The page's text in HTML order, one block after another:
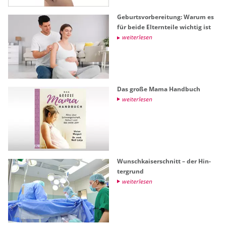
Ge­burts­vor­be­rei­tung: Warum es
für beide El­tern­tei­le wich­tig ist
wei­ter­le­sen
Das große Mama Hand­buch
wei­ter­le­sen
Wunsch­kai­ser­schnitt – der Hin­
ter­grund
wei­ter­le­sen